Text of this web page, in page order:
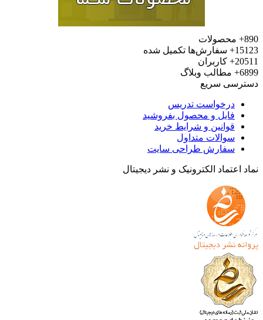
سفارش‌ها تکمیل شده
کاربران
وبلاگ
سریع
تدریس
و محصول بفروشید
و شرایط خرید
متداول
طراحی سایت
الکترونیک و نشر دیجیتال